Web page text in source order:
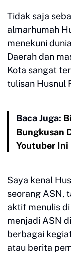
Tidak saja
almarhumah
menekuni
Daerah dan
Kota sangat
tulisan Husnul
Baca Juga:
Bungkusan
Youtuber
Saya kenal
seorang ASN,
aktif menulis
menjadi ASN
berbagai
atau berita